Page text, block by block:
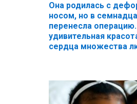
Она родилась с
носом, но в
перенесла
удивительная
сердца множества